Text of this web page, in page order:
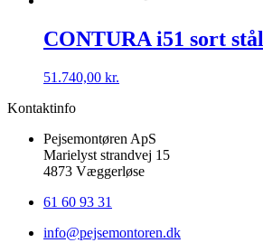
CONTURA i51 sort stål
51.740,00 kr.
Kontaktinfo
Pejsemontøren ApS
Marielyst strandvej 15
4873 Væggerløse
61 60 93 31
info@pejsemontoren.dk